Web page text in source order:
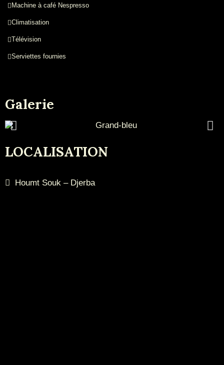
Machine à café Nespresso
Climatisation
Télévision
Serviettes fournies
Galerie
LOCALISATION
Houmt Souk – Djerba